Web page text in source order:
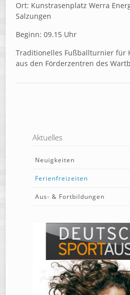
Ort: Kunstrasenplatz Werra
Salzungen
Beginn: 09.15 Uhr
Traditionelles Fußballturnier für
aus den Förderzentren des
Aktuelles
Neuigkeiten
Ferienfreizeiten
Aus- & Fortbildungen